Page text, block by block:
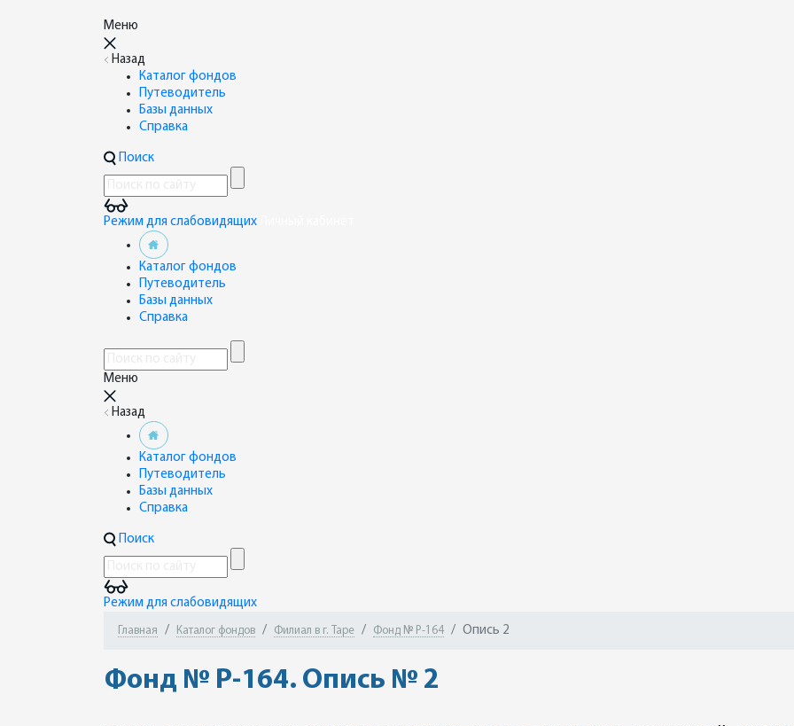
Меню
Назад
Каталог фондов
Путеводитель
Базы данных
Справка
Поиск
Режим для слабовидящих
Каталог фондов
Путеводитель
Базы данных
Справка
Меню
Назад
Каталог фондов
Путеводитель
Базы данных
Справка
Поиск
Режим для слабовидящих
Главная Каталог фондов Филиал в г. Таре Фонд № Р-164 Опись 2
Фонд № Р-164. Опись № 2